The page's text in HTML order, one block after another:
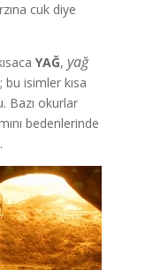
cuk diye
YAĞ, yağ
bu isimler kısa
Bazı okurlar
bedenlerinde